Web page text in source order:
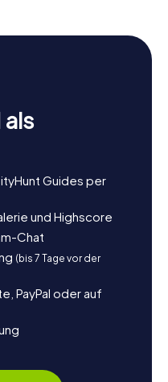
Guides per
und Highscore
Chat
(bis 7 Tage vor der
PayPal oder auf